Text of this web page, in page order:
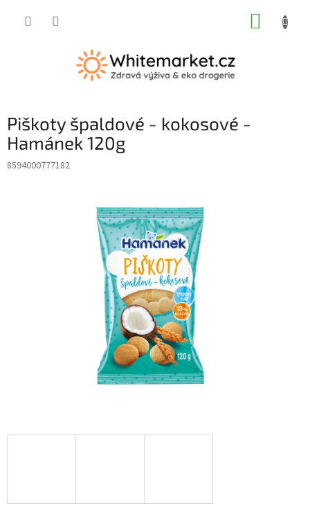
Piškoty špaldové - kokosové -
Hamánek 120g
8594000777182